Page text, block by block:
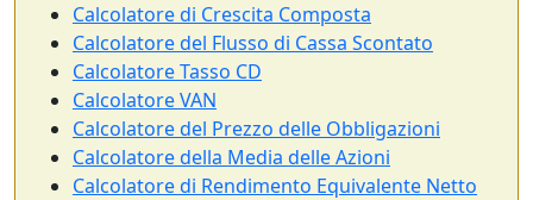
Calcolatore di Crescita Composta
Calcolatore del Flusso di Cassa Scontato
Calcolatore Tasso CD
Calcolatore VAN
Calcolatore del Prezzo delle Obbligazioni
Calcolatore della Media delle Azioni
Calcolatore di Rendimento Equivalente Netto